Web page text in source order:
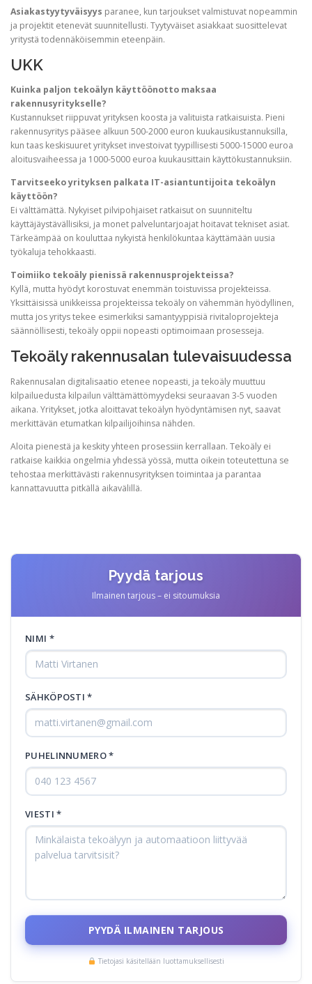
Asiakastyytyväisyys paranee, kun tarjoukset valmistuvat nopeammin
ja projektit etenevät suunnitellusti. Tyytyväiset asiakkaat suosittelevat
yritystä todennäköisemmin eteenpäin.
UKK
Kuinka paljon tekoälyn käyttöönotto maksaa
rakennusyritykselle?
Kustannukset riippuvat yrityksen koosta ja valituista ratkaisuista. Pieni
rakennusyritys pääsee alkuun 500-2000 euron kuukausikustannuksilla,
kun taas keskisuuret yritykset investoivat tyypillisesti 5000-15000 euroa
aloitusvaiheessa ja 1000-5000 euroa kuukausittain käyttökustannuksiin.
Tarvitseeko yrityksen palkata IT-asiantuntijoita tekoälyn
käyttöön?
Ei välttämättä. Nykyiset pilvipohjaiset ratkaisut on suunniteltu
käyttäjäystävällisiksi, ja monet palveluntarjoajat hoitavat tekniset asiat.
Tärkeämpää on kouluttaa nykyistä henkilökuntaa käyttämään uusia
työkaluja tehokkaasti.
Toimiiko tekoäly pienissä rakennusprojekteissa?
Kyllä, mutta hyödyt korostuvat enemmän toistuvissa projekteissa.
Yksittäisissä unikkeissa projekteissa tekoäly on vähemmän hyödyllinen,
mutta jos yritys tekee esimerkiksi samantyyppisiä rivitaloprojekteja
säännöllisesti, tekoäly oppii nopeasti optimoimaan prosesseja.
Tekoäly rakennusalan tulevaisuudessa
Rakennusalan digitalisaatio etenee nopeasti, ja tekoäly muuttuu
kilpailuedusta kilpailun välttämättömyydeksi seuraavan 3-5 vuoden
aikana. Yritykset, jotka aloittavat tekoälyn hyödyntämisen nyt, saavat
merkittävän etumatkan kilpailijoihinsa nähden.
Aloita pienestä ja keskity yhteen prosessiin kerrallaan. Tekoäly ei
ratkaise kaikkia ongelmia yhdessä yössä, mutta oikein toteutettuna se
tehostaa merkittävästi rakennusyrityksen toimintaa ja parantaa
kannattavuutta pitkällä aikavälillä.
Pyydä tarjous
Ilmainen tarjous – ei sitoumuksia
NIMI *
SÄHKÖPOSTI *
PUHELINNUMERO *
VIESTI *
PYYDÄ ILMAINEN TARJOUS
Tietojasi käsitellään luottamuksellisesti